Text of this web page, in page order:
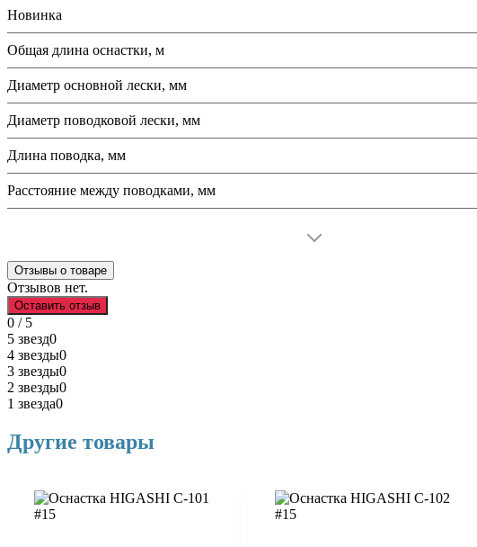
Новинка
Общая длина оснастки, м
Диаметр основной лески, мм
Диаметр поводковой лески, мм
Длина поводка, мм
Расстояние между поводками, мм
Отзывы о товаре
Отзывов нет.
Оставить отзыв
0 / 5
5 звезд0
4 звезды0
3 звезды0
2 звезды0
1 звезда0
Другие товары